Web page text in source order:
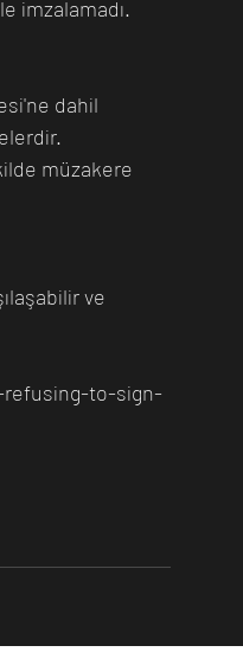
imzalamadı.
dahil
müzakere
ve
to-sign-